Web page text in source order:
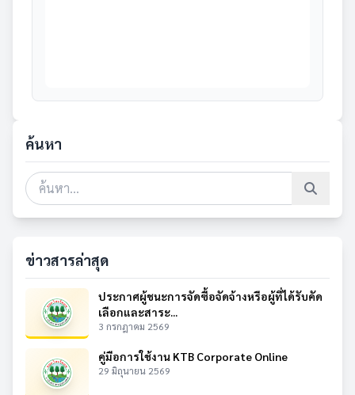
ค้นหา
ข่าวสารล่าสุด
ประกาศผู้ชนะการจัดซื้อจัดจ้างหรือผู้ที่ได้รับคัด
เลือกและสาระ...
3 กรกฎาคม 2569
คู่มือการใช้งาน KTB Corporate Online
29 มิถุนายน 2569